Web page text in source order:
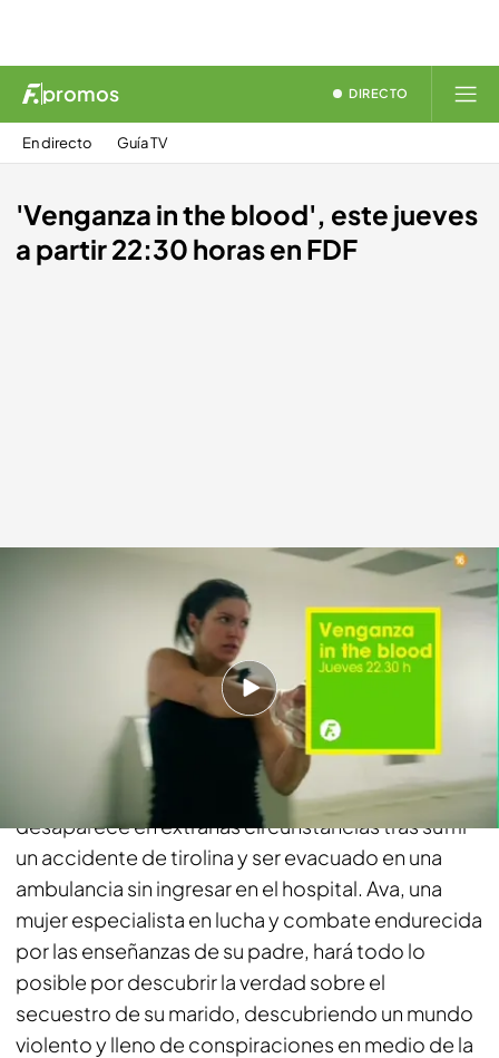
promos DIRECTO
En directo Guía TV
'Venganza in the blood', este jueves
a partir 22:30 horas en FDF
Durante su idílica luna de miel en el Caribe, el
reciente esposo de Ava (Gina Carano)
desaparece en extrañas circunstancias tras sufrir
un accidente de tirolina y ser evacuado en una
ambulancia sin ingresar en el hospital. Ava, una
mujer especialista en lucha y combate endurecida
por las enseñanzas de su padre, hará todo lo
posible por descubrir la verdad sobre el
secuestro de su marido, descubriendo un mundo
violento y lleno de conspiraciones en medio de la